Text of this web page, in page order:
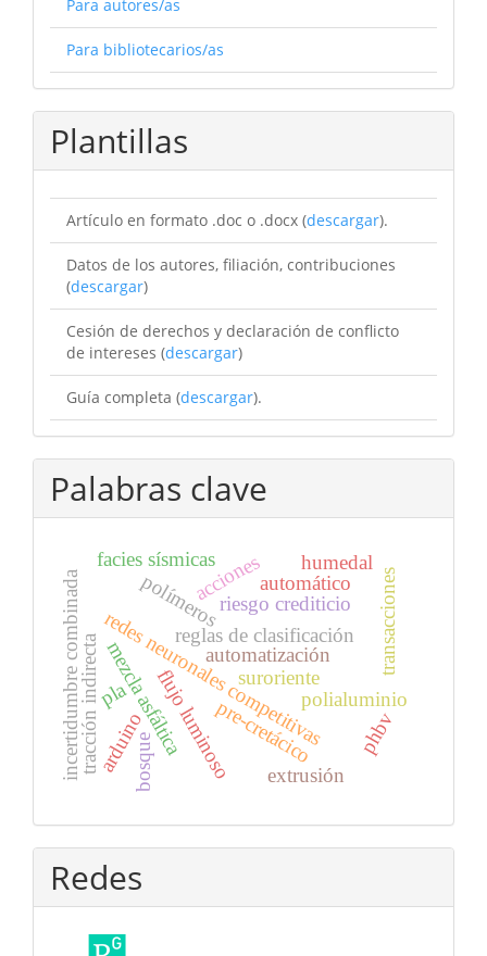
Para autores/as
Para bibliotecarios/as
Plantillas
Artículo en formato .doc o .docx (descargar).
Datos de los autores, filiación, contribuciones
(descargar)
Cesión de derechos y declaración de conflicto
de intereses (descargar)
Guía completa (descargar).
Palabras clave
riesgo crediticio
reglas de clasificación
redes neuronales competitivas
automatización
flujo luminoso
incertidumbre combinadamezcla asfáltica
polímeros
polialuminio
tracción indirecta
acciones transacciones
suroriente
pre-cretácico
facies sísmicas
arduino
automático
extrusión
pla
phbv
humedal
bosque
Redes